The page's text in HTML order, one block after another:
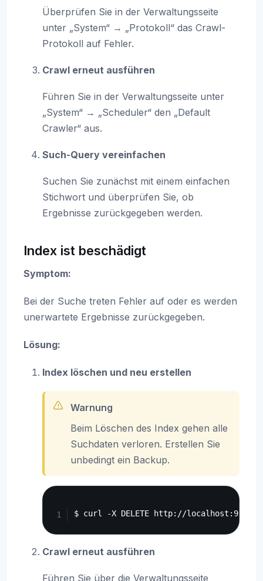
Überprüfen Sie in der Verwaltungsseite
unter „System“ → „Protokoll“ das Crawl-
Protokoll auf Fehler.
Crawl erneut ausführen
Führen Sie in der Verwaltungsseite unter
„System“ → „Scheduler“ den „Default
Crawler“ aus.
Such-Query vereinfachen
Suchen Sie zunächst mit einem einfachen
Stichwort und überprüfen Sie, ob
Ergebnisse zurückgegeben werden.
Index ist beschädigt
Symptom:
Bei der Suche treten Fehler auf oder es werden
unerwartete Ergebnisse zurückgegeben.
Lösung:
Index löschen und neu erstellen
Warnung
Beim Löschen des Index gehen alle
Suchdaten verloren. Erstellen Sie
unbedingt ein Backup.
Crawl erneut ausführen
Führen Sie über die Verwaltungsseite